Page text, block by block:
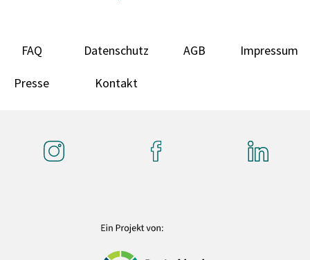
FAQ Datenschutz AGB Impressum
Presse Kontakt